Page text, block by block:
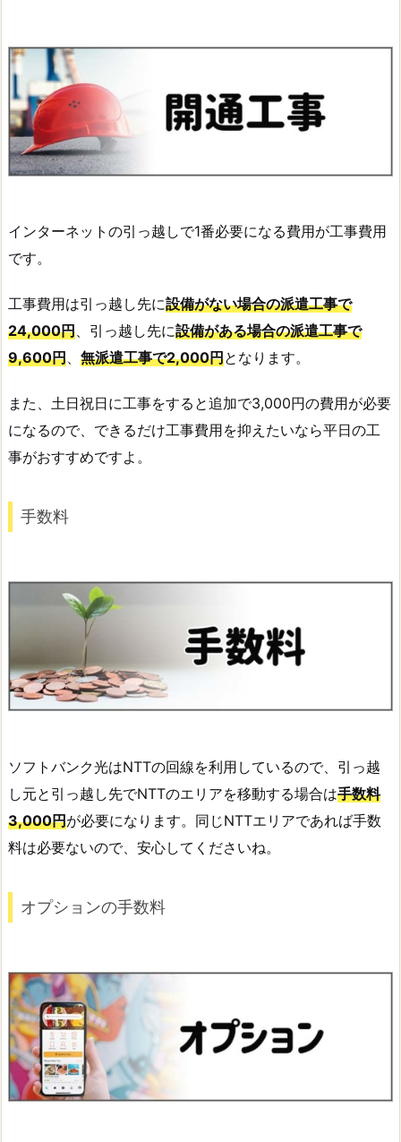
インターネットの引っ越しで1番必要になる費用が工事費用
です。
工事費用は引っ越し先に設備がない場合の派遣工事で
24,000円、引っ越し先に設備がある場合の派遣工事で
9,600円、 無派遣工事で2,000円となります。
また、土日祝日に工事をすると追加で3,000円の費用が必要
になるので、できるだけ工事費用を抑えたいなら平日の工
事がおすすめですよ。
手数料
ソフトバンク光はNTTの回線を利用しているので、引っ越
し元と引っ越し先でNTTのエリアを移動する場合は手数料
3,000円が必要になります。同じNTTエリアであれば手数
料は必要ないので、安心してくださいね。
オプションの手数料